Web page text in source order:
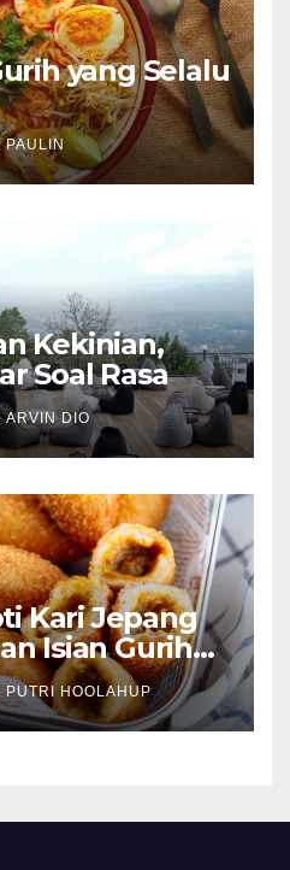
yang Selalu
PAULIN
Kekinian,
Soal Rasa
ARVIN DIO
Kari Jepang
Isian Gurih
PUTRI HOOLAHUP